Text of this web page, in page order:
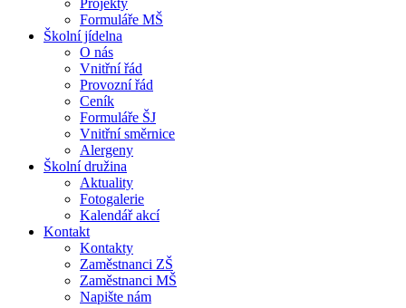
Projekty
Formuláře MŠ
Školní jídelna
O nás
Vnitřní řád
Provozní řád
Ceník
Formuláře ŠJ
Vnitřní směrnice
Alergeny
Školní družina
Aktuality
Fotogalerie
Kalendář akcí
Kontakt
Kontakty
Zaměstnanci ZŠ
Zaměstnanci MŠ
Napište nám